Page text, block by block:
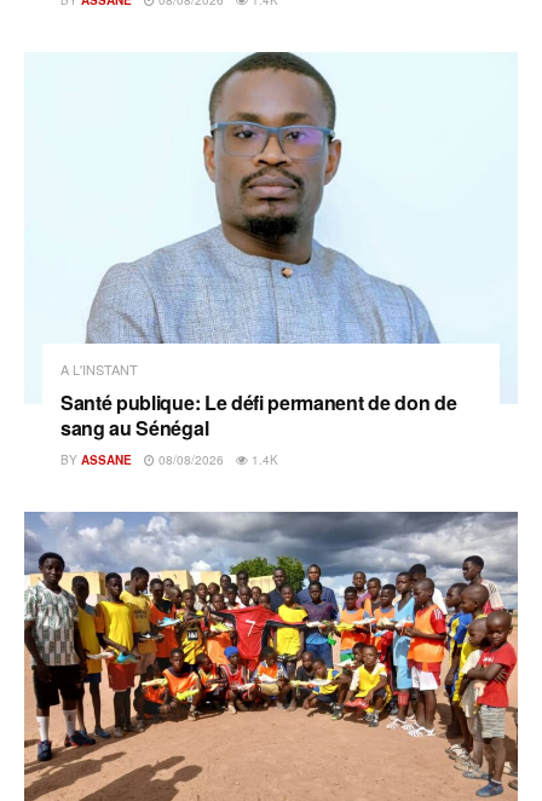
A L'INSTANT
Santé publique: Le défi permanent de don de
sang au Sénégal
BY ASSANE 08/08/2026 1.4K